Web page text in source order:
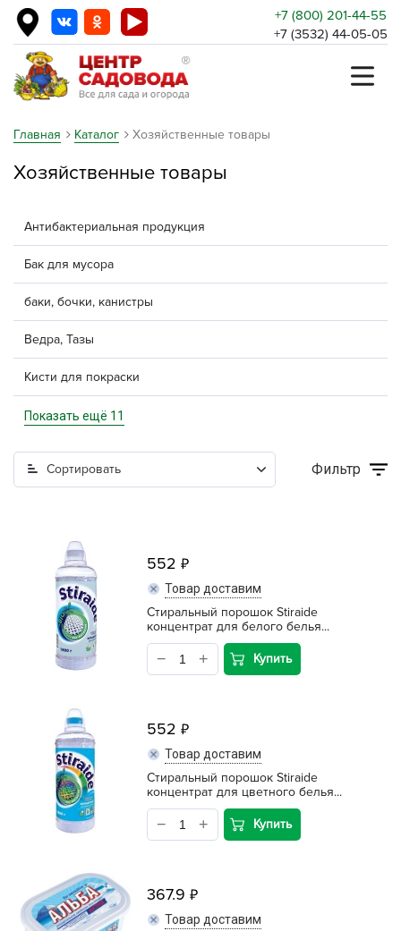
+7 (800) 201-44-55
+7 (3532) 44-05-05
Главная Каталог Хозяйственные товары
Хозяйственные товары
Антибактериальная продукция
Бак для мусора
баки, бочки, канистры
Ведра, Тазы
Кисти для покраски
Контейнеры
метлы, веники, совки хоз.
Мешки для мусора
Обувь и обувная косметика
Приготовление пищи
Средства для стирки и чистки
Товары для Бани
Товары для уборки
Умывальник
Показать ещё 11
Сортировать Фильтр
552
Товар доставим
Cтиральный порошок Stiraide
концентрат для белого белья...
Купить
552
Товар доставим
Cтиральный порошок Stiraide
концентрат для цветного белья...
Купить
367.9
Товар доставим